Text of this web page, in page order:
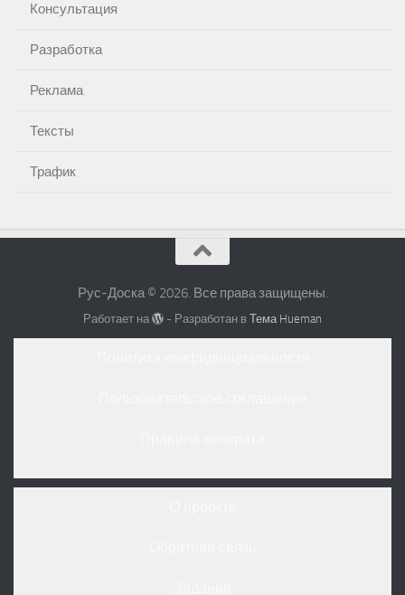
Консультация
Разработка
Реклама
Тексты
Трафик
Рус-Доска © 2026. Все права защищены.
Работает на - Разработан вТема Hueman